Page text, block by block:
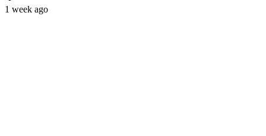
1 week ago